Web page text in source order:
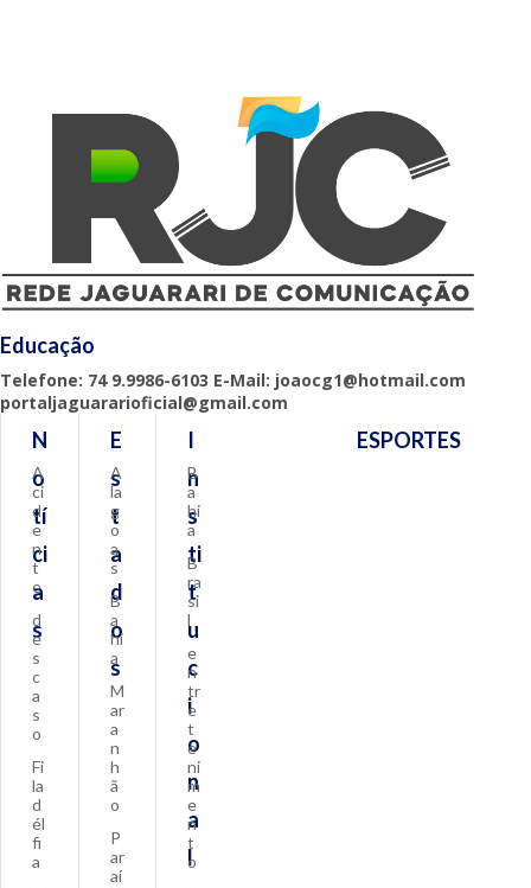
Educação
Telefone: 74 9.9986-6103 E-Mail: joaocg1@hotmail.com
portaljaguararioficial@gmail.com
N
o
tí
ci
a
s
A
ci
d
e
n
t
e
d
e
s
c
a
s
o
Fi
la
d
él
fi
a
E
s
t
a
d
o
s
A
la
g
o
a
s
B
a
hi
a
M
ar
a
n
h
ã
o
P
ar
aí
I
n
s
ti
t
u
c
i
o
n
a
l
B
a
hi
a
B
ra
si
l
e
n
tr
e
t
e
ni
m
e
n
t
o
ESPORTES